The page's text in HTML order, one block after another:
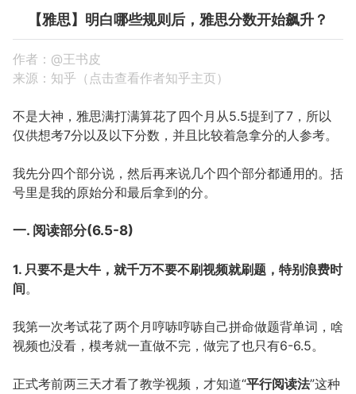
【雅思】明白哪些规则后，雅思分数开始飙升？
作者：@王书皮
来源：知乎（点击查看作者知乎主页）
不是大神，雅思满打满算花了四个月从5.5提到了7，所以
仅供想考7分以及以下分数，并且比较着急拿分的人参考。
我先分四个部分说，然后再来说几个四个部分都通用的。括
号里是我的原始分和最后拿到的分。
一. 阅读部分(6.5-8)
1. 只要不是大牛，就千万不要不刷视频就刷题，特别浪费时
间。
我第一次考试花了两个月哼哧哼哧自己拼命做题背单词，啥
视频也没看，模考就一直做不完，做完了也只有6-6.5。
正式考前两三天才看了教学视频，才知道“平行阅读法”这种